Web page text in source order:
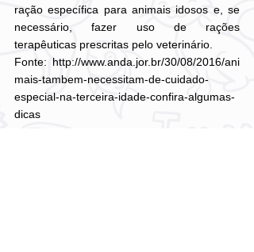
ração específica para animais idosos e, se
necessário, fazer uso de rações
terapêuticas prescritas pelo veterinário.
Fonte: http://www.anda.jor.br/30/08/2016/ani
mais-tambem-necessitam-de-cuidado-
especial-na-terceira-idade-confira-algumas-
dicas